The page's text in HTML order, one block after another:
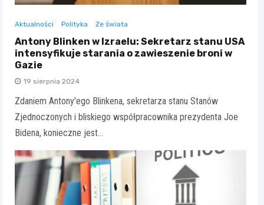
Aktualności Polityka Ze świata
Antony Blinken w Izraelu: Sekretarz stanu USA
intensyfikuje starania o zawieszenie broni w
Gazie
19 sierpnia 2024
Zdaniem Antony'ego Blinkena, sekretarza stanu Stanów
Zjednoczonych i bliskiego współpracownika prezydenta Joe
Bidena, konieczne jest…